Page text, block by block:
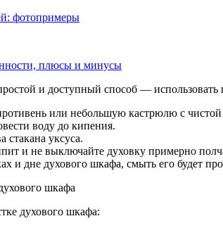
фотопримеры
плюсы и минусы
и доступный способ — использовать
или небольшую кастрюлю с
воду до кипения.
стакана уксуса.
и не выключайте духовку примерно
и дне духового шкафа, смыть его будет
духового шкафа: